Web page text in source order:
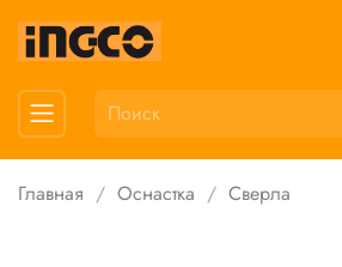
Главная Оснастка Сверла